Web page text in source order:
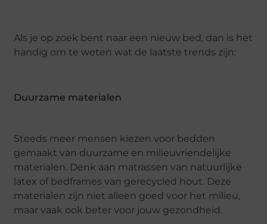
Als je op zoek bent naar een nieuw bed, dan is het
handig om te weten wat de laatste trends zijn:
Duurzame materialen
Steeds meer mensen kiezen voor bedden
gemaakt van duurzame en milieuvriendelijke
materialen. Denk aan matrassen van natuurlijke
latex of bedframes van gerecycled hout. Deze
materialen zijn niet alleen goed voor het milieu,
maar vaak ook beter voor jouw gezondheid.